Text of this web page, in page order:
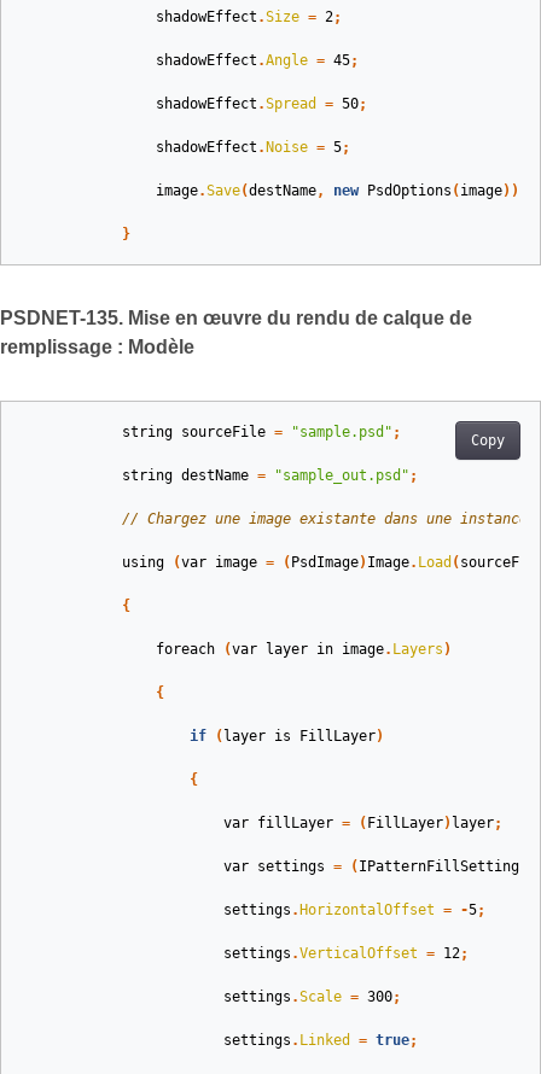
shadowEffect .Size = 2;
shadowEffect .Angle = 45;
shadowEffect .Spread = 50;
shadowEffect . Noise = 5;
image.Save(destName, new PsdOptions ( image));
}
PSDNET-135. Mise en œuvre du rendu de calque de
remplissage : Modèle
Copy
string sourceFile = "sample.psd" ;
string destName = "sample_out.psd" ;
// Chargez une image existante dans une instance
using (var image = ( PsdImage) Image. Load (
{
foreach (var layer in image. Layers )
{
if ( layer is FillLayer)
{
var fillLayer = ( FillLayer) layer;
var settings = ( IPatternFillSettings
settings . HorizontalOffset = -5;
settings .VerticalOffset = 12;
settings .Scale = 300;
settings . Linked = true;